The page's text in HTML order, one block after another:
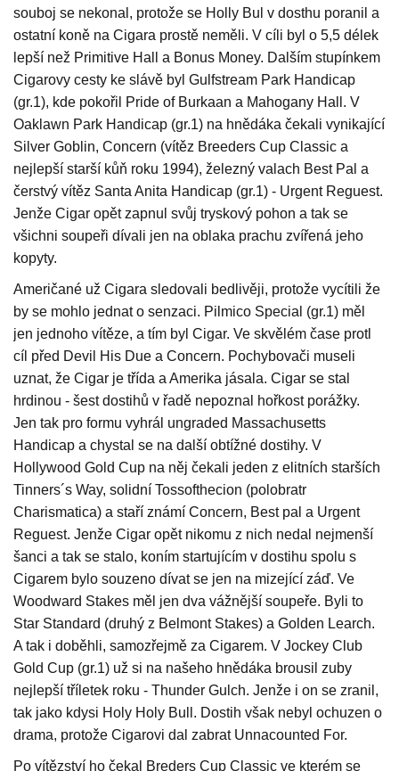
souboj se nekonal, protože se Holly Bul v dosthu poranil a
ostatní koně na Cigara prostě neměli. V cíli byl o 5,5 délek
lepší než Primitive Hall a Bonus Money. Dalším stupínkem
Cigarovy cesty ke slávě byl Gulfstream Park Handicap
(gr.1), kde pokořil Pride of Burkaan a Mahogany Hall. V
Oaklawn Park Handicap (gr.1) na hnědáka čekali vynikající
Silver Goblin, Concern (vítěz Breeders Cup Classic a
nejlepší starší kůň roku 1994), železný valach Best Pal a
čerstvý vítěz Santa Anita Handicap (gr.1) - Urgent Reguest.
Jenže Cigar opět zapnul svůj tryskový pohon a tak se
všichni soupeři dívali jen na oblaka prachu zvířená jeho
kopyty.
Američané už Cigara sledovali bedlivěji, protože vycítili že
by se mohlo jednat o senzaci. Pilmico Special (gr.1) měl
jen jednoho vítěze, a tím byl Cigar. Ve skvělém čase protl
cíl před Devil His Due a Concern. Pochybovači museli
uznat, že Cigar je třída a Amerika jásala. Cigar se stal
hrdinou - šest dostihů v řadě nepoznal hořkost porážky.
Jen tak pro formu vyhrál ungraded Massachusetts
Handicap a chystal se na další obtížné dostihy. V
Hollywood Gold Cup na něj čekali jeden z elitních starších
Tinners´s Way, solidní Tossofthecion (polobratr
Charismatica) a staří známí Concern, Best pal a Urgent
Reguest. Jenže Cigar opět nikomu z nich nedal nejmenší
šanci a tak se stalo, koním startujícím v dostihu spolu s
Cigarem bylo souzeno dívat se jen na mizející záď. Ve
Woodward Stakes měl jen dva vážnější soupeře. Byli to
Star Standard (druhý z Belmont Stakes) a Golden Learch.
A tak i doběhli, samozřejmě za Cigarem. V Jockey Club
Gold Cup (gr.1) už si na našeho hnědáka brousil zuby
nejlepší tříletek roku - Thunder Gulch. Jenže i on se zranil,
tak jako kdysi Holy Holy Bull. Dostih však nebyl ochuzen o
drama, protože Cigarovi dal zabrat Unnacounted For.
Po vítězství ho čekal Breders Cup Classic ve kterém se